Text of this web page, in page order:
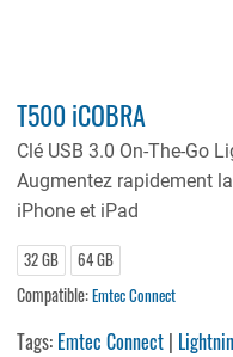
T500 iCOBRA
Clé USB 3.0 On-The-Go
Augmentez rapidement
iPhone et iPad
32 GB 64 GB
Compatible:Emtec Connect
Tags: Emtec Connect |